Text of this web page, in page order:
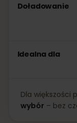
Doładowanie
Idealna dla
Dla większości
wybór– bez